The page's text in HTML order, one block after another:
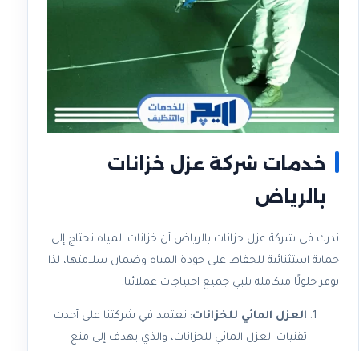
خدمات شركة عزل خزانات
بالرياض
ندرك في شركة عزل خزانات بالرياض أن خزانات المياه تحتاج إلى
حماية استثنائية للحفاظ على جودة المياه وضمان سلامتها، لذا
نوفر حلولًا متكاملة تلبي جميع احتياجات عملائنا.
العزل المائي للخزانات: نعتمد في شركتنا على أحدث
تقنيات العزل المائي للخزانات، والذي يهدف إلى منع